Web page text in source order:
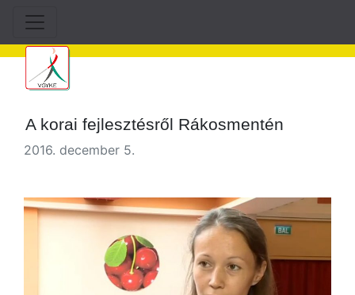
A korai fejlesztésről Rákosmentén
2016. december 5.